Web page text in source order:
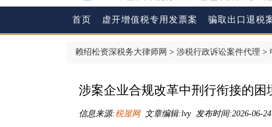
首页 虚开增值税专用发票案 骗取出口退税
赖绍松资深税务大律师网 > 涉税行政诉讼案件代理 >
涉案企业合规改革中刑行衔接的困
信息来源:税屋网文章编辑:lvy 发布时间:2026-06-24